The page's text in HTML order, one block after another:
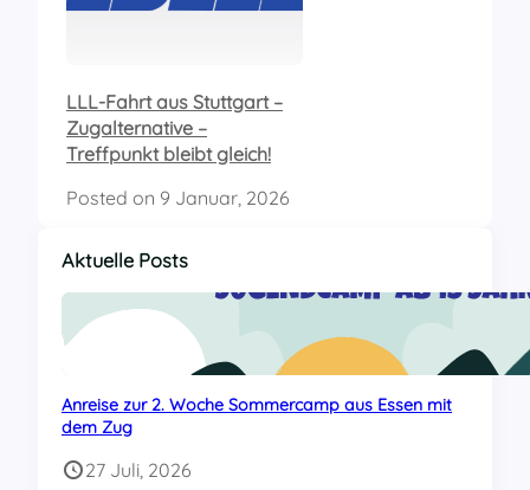
LLL-Fahrt aus Stuttgart –
Zugalternative –
Treffpunkt bleibt gleich!
Posted on 9 Januar, 2026
Aktuelle Posts
Anreise zur 2. Woche Sommercamp aus Essen mit
dem Zug
27 Juli, 2026